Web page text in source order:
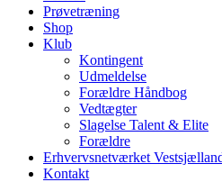
Prøvetræning
Shop
Klub
Kontingent
Udmeldelse
Forældre Håndbog
Vedtægter
Slagelse Talent & Elite
Forældre
Erhvervsnetværket
Kontakt